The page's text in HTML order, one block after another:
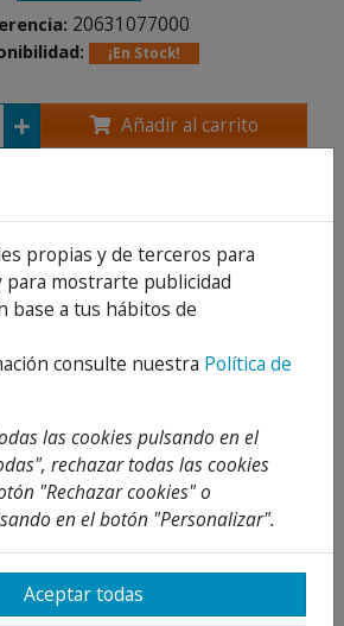
20631077000
¡En Stock!
Añadir al carrito
Descripción
Detalles
Opiniones
tiene descripción!
RELACIONADOS
propias y de terceros para
para mostrarte publicidad
base a tus hábitos de
consulte nuestra Política de
las cookies pulsando en el
rechazar todas las cookies
"Rechazar cookies" o
en el botón "Personalizar".
Aceptar todas